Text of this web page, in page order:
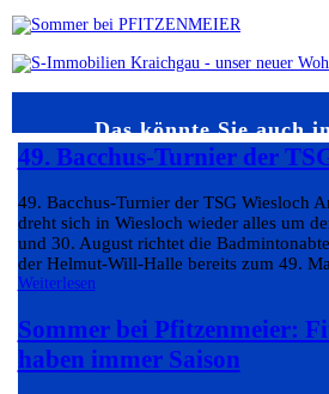
Das könnte Sie auch
49. Bacchus-Turnier der
49. Bacchus-Turnier der TSG Wiesloch
dreht sich in Wiesloch wieder alles um
und 30. August richtet die
der Helmut-Will-Halle bereits zum 49.
Weiterlesen
Sommer bei Pfitzenmeier:
haben immer Saison